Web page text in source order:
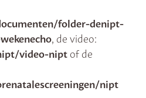
folder-denipt-
, de video:
video-niptof de
nipt